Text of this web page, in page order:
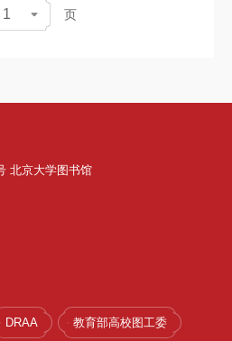
1 页
北京大学图书馆
DRAA 教育部高校图工委